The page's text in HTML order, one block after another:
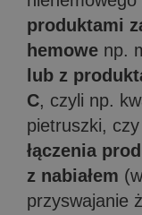
produktami
hemowe np.
lub z
C, czyli np.
pietruszki,
łączenia
z nabiałem
przyswajanie